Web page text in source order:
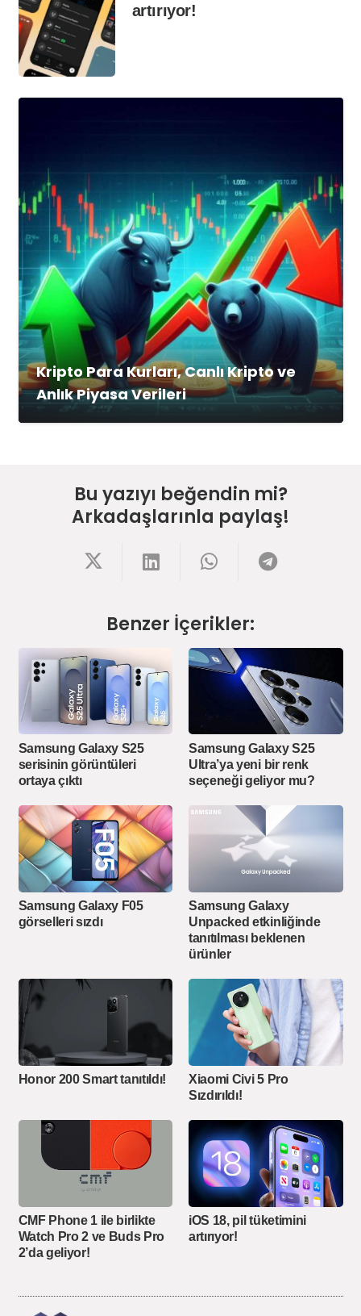
artırıyor!
Kripto Para Kurları, Canlı Kripto ve
Anlık Piyasa Verileri
Bu yazıyı beğendin mi?
Arkadaşlarınla paylaş!
Benzer İçerikler:
Samsung Galaxy S25
serisinin görüntüleri
ortaya çıktı
Samsung Galaxy S25
Ultra’ya yeni bir renk
seçeneği geliyor mu?
Samsung Galaxy F05
görselleri sızdı
Samsung Galaxy
Unpacked etkinliğinde
tanıtılması beklenen
ürünler
Honor 200 Smart tanıtıldı!
Xiaomi Civi 5 Pro
Sızdırıldı!
CMF Phone 1 ile birlikte
Watch Pro 2 ve Buds Pro
2’da geliyor!
iOS 18, pil tüketimini
artırıyor!